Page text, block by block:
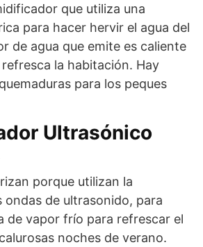
que utiliza una
para hacer hervir el agua del
de agua que emite es caliente
la habitación. Hay
para los peques
Ultrasónico
porque utilizan la
ondas de ultrasonido, para
de vapor frío para refrescar el
noches de verano.